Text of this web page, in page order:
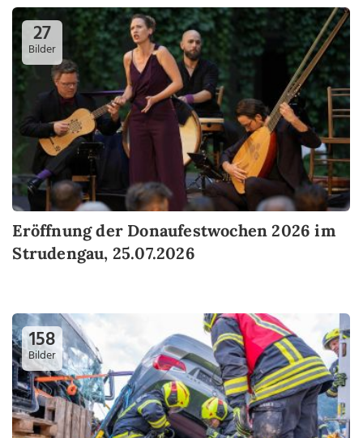
27
Bilder
Eröffnung der Donaufestwochen 2026 im
Strudengau, 25.07.2026
158
Bilder